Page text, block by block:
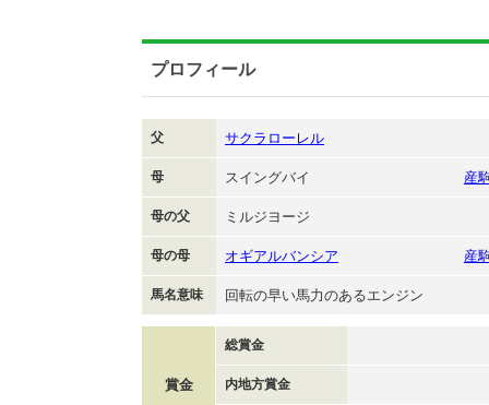
プロフィール
父 サクラローレル
母 スイングバイ 産
母の父 ミルジヨージ
母の母 オギアルバンシア 産
馬名意味 回転の早い馬力のあるエンジン
賞金
総賞金
内地方賞金